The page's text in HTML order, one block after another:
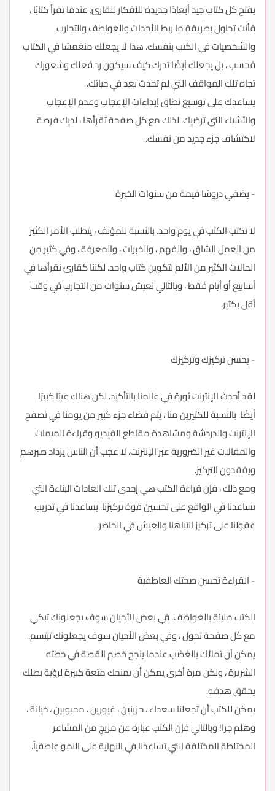
يفتح كل كتاب جيد أبعادًا جديدة للأفكار للقارئ. عندما تقرأ كتابًا ،
فأنت تحاول بطريقة ما ربط الأحداث والعواطف والتجارب
والشخصيات في الكتب بنفسك. هذا لا يجعلك منغمسًا في الكتاب
فحسب ، بل يجعلك أيضًا تدرك كيف سيكون رد فعلك وشعورك
تجاه تلك المواقف التي لم تحدث بعد في حياتك.
يساعدك على توسيع نطاق إبداءات الإعجاب وعدم الإعجاب
والأشياء التي ترضيك. لذلك مع كل صفحة تقرأها ، لديك فرصة
لاكتشاف جزء جديد من نفسك.
- يضفي دروسًا قيمة من سنوات الخبرة
لا تكتب الكتب في يوم واحد. بالنسبة للمؤلف ، يتطلب الأمر الكثير
من العمل الشاق ، والفهم ، والخبرات ، والمعرفة ، وفي كثير من
الحالات الكثير من الألم لتكوين كتاب واحد. لكننا كقارئ نقرأها في
أسابيع أو أيام فقط ، وبالتالي نعيش سنوات من التجارب في وقت
أقل بكثير.
- يحسن تركيزك وتركيزك
لقد أحدث الإنترنت ثورة في عالمنا بالتأكيد. لكن هناك عيبًا كبيرًا
أيضًا. بالنسبة للكثيرين منا ، يتم قضاء جزء كبير من يومنا في تصفح
الإنترنت والدردشة ومشاهدة مقاطع الفيديو وقراءة الميمات
والمقالات غير الضرورية عبر الإنترنت. لا عجب أن الناس يزداد صبرهم
ويفقدون التركيز.
ومع ذلك ، فإن قراءة الكتب هي إحدى تلك العادات البناءة التي
تساعدنا في الواقع على تحسين قوة تركيزنا. يساعدنا في تدريب
عقولنا على تركيز انتباهنا والعيش في الحاضر.
- القراءة تحسن صحتك العاطفية
الكتب مليئة بالعواطف. في بعض الأحيان سوف يجعلونك تبكي
مع كل صفحة تحول ، وفي بعض الأحيان سوف يجعلونك تبتسم.
يمكن أن تملأك بالغضب عندما ينجح خصم القصة في خطته
الشريرة ، ولكن مرة أخرى يمكن أن يمنحك متعة كبيرة لرؤية بطلك
يحقق هدفه.
يمكن للكتب أن تجعلنا سعداء ، حزينين ، غيورين ، محبوبين ، خيانة ،
وهلم جرا! وبالتالي فإن الكتب عبارة عن مزيج من المشاعر
المختلطة المختلفة التي تساعدنا في النهاية على النمو عاطفياً.